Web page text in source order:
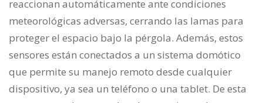
reaccionan automáticamente ante condiciones
meteorológicas adversas, cerrando las lamas para
proteger el espacio bajo la pérgola. Además, estos
sensores están conectados a un sistema domótico
que permite su manejo remoto desde cualquier
dispositivo, ya sea un teléfono o una tablet. De esta